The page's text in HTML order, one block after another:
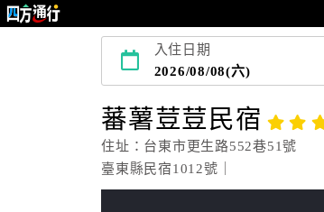
入住日期
2026/08/08(六)
蕃薯荳荳民宿
住址：台東市更生路552巷51號
臺東縣民宿1012號｜